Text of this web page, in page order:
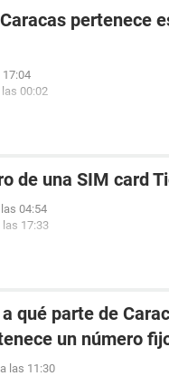
pertenece
17:04
00:02
de una SIM card
04:54
las 17:33
qué parte de
un número
las 11:30